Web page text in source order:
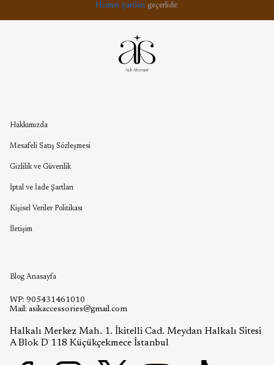
Hizmet Şartları geçerlidir.
Hakkımızda
Mesafeli Satış Sözleşmesi
Gizlilik ve Güvenlik
İptal ve İade Şartları
Kişisel Veriler Politikası
İletişim
Blog Anasayfa
WP: 905431461010
Mail: asikaccessories@gmail.com
Halkalı Merkez Mah. 1. İkitelli Cad. Meydan Halkalı Sitesi
A Blok D 118 Küçükçekmece İstanbul